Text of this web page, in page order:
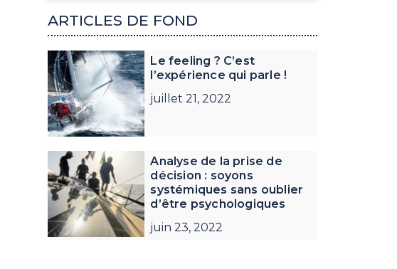
ARTICLES DE FOND
Le feeling ? C’est
l’expérience qui parle !
juillet 21, 2022
Analyse de la prise de
décision : soyons
systémiques sans oublier
d’être psychologiques
juin 23, 2022